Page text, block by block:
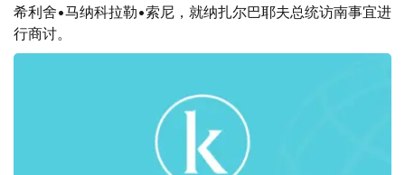
希利舍•马纳科拉勒•索尼，就纳扎尔巴耶夫总统访南事宜进
行商讨。